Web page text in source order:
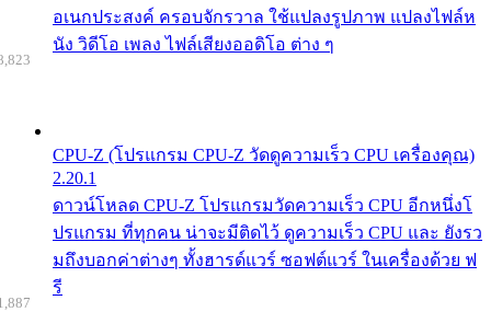
อเนกประสงค์ ครอบจักรวาล ใช้แปลงรูปภาพ แปลงไฟล์ห
นัง วิดีโอ เพลง ไฟล์เสียงออดิโอ ต่าง ๆ
CPU-Z (โปรแกรม CPU-Z วัดดูความเร็ว CPU เครื่องคุณ)
2.20.1
ดาวน์โหลด CPU-Z โปรแกรมวัดความเร็ว CPU อีกหนึ่งโ
ปรแกรม ที่ทุกคน น่าจะมีติดไว้ ดูความเร็ว CPU และ ยังรว
มถึงบอกค่าต่างๆ ทั้งฮารด์แวร์ ซอฟต์แวร์ ในเครื่องด้วย ฟ
รี